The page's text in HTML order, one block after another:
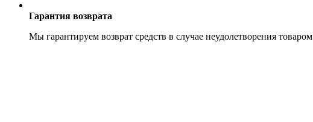
Гарантия возврата
Мы гарантируем возврат средств в случае неудолетворения товаром